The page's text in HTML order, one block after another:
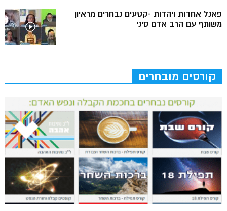
פאנל אחדות ויהדות -קטעים נבחרים מראיון
משותף עם הרב אדם סיני
קורסים מובחרים